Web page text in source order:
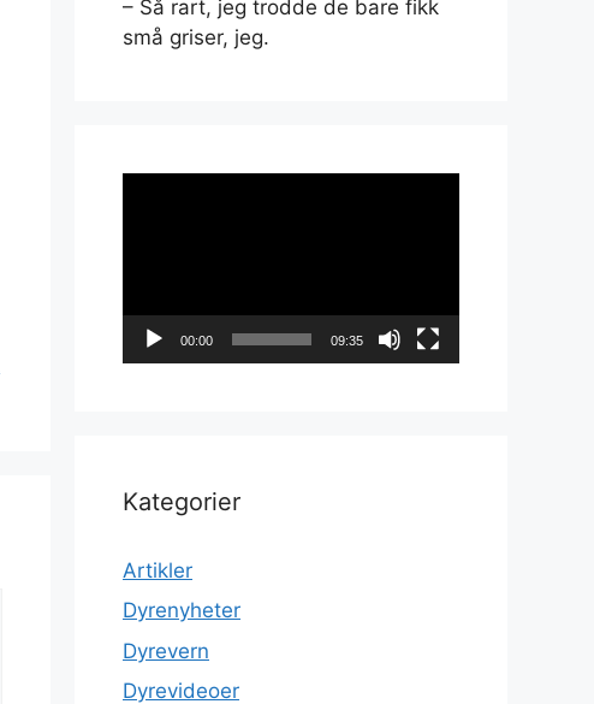
– Så rart, jeg trodde de bare fikk
små griser, jeg.
00:00 09:35
Kategorier
Artikler
Dyrenyheter
Dyrevern
Dyrevideoer